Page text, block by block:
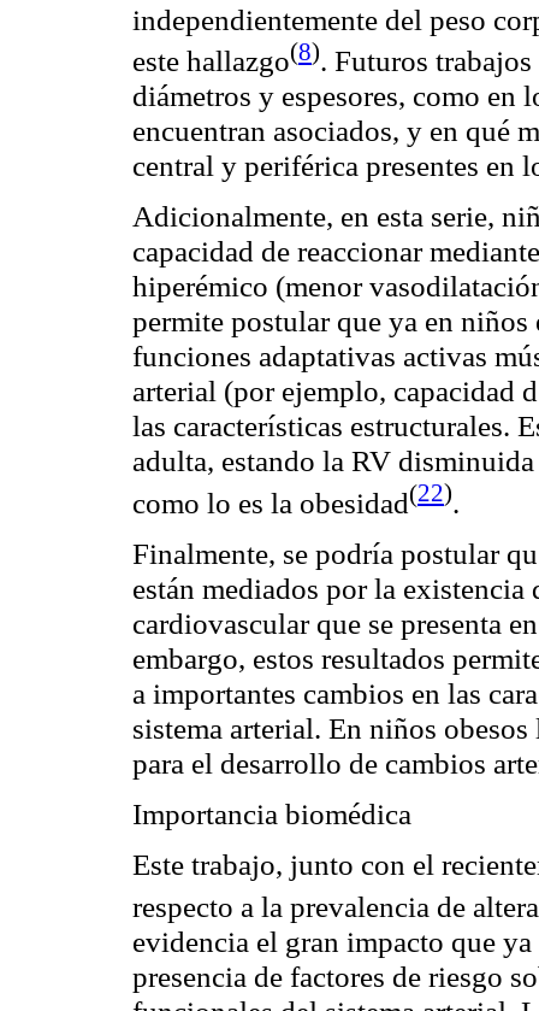
independientemente del peso
este hallazgo(8). Futuros
diámetros y espesores, como en
encuentran asociados, y en qué
central y periférica presentes en
Adicionalmente, en esta serie,
capacidad de reaccionar
hiperémico (menor
permite postular que ya en
funciones adaptativas activas
arterial (por ejemplo, capacidad
las características estructurales.
adulta, estando la RV
como lo es la obesidad(22).
Finalmente, se podría postular
están mediados por la existencia
cardiovascular que se presenta
embargo, estos resultados
a importantes cambios en las
sistema arterial. En niños
para el desarrollo de cambios
Importancia biomédica
Este trabajo, junto con el
respecto a la prevalencia de
evidencia el gran impacto que
presencia de factores de riesgo